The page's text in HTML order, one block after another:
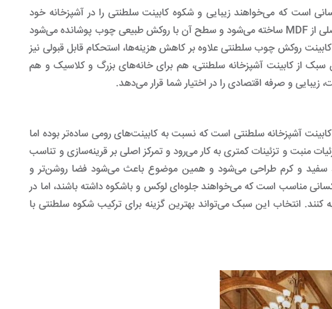
است که می‌خواهند زیبایی و شکوه کابینت سلطنتی را در آشپزخانه خود
داشته باشند اما بودجه محدودی دارند. در این مدل، اسکلت اصلی از MDF ساخته می‌شود و سطح آن با روکش طبیعی چوب پوشانده می‌شود
روکش چوب سلطنتی علاوه بر کاهش هزینه‌ها، استحکام قابل قبولی نیز
سبک از کابینت آشپزخانه سلطنتی، هم برای خانه‌های بزرگ و کلاسیک و هم
و صرفه اقتصادی را در اختیار شما قرار می‌دهد.
آشپزخانه سلطنتی است که نسبت به کابینت‌های رومی ساده‌تر بوده اما
منبت و تزئینات کمتری به کار می‌رود و تمرکز اصلی بر قرینه‌سازی و تناسب
سفید و کرم طراحی می‌شود و همین موضوع باعث می‌شود فضا روشن‌تر و
مناسب است که می‌خواهند جلوه‌ای لوکس و باشکوه داشته باشند، اما در
انتخاب این سبک می‌تواند بهترین گزینه برای ترکیب شکوه سلطنتی با